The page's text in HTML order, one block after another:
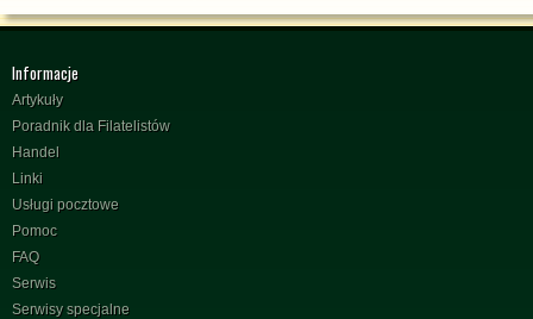
Informacje
Artykuły
Poradnik dla Filatelistów
Handel
Linki
Usługi pocztowe
Pomoc
FAQ
Serwis
Serwisy specjalne